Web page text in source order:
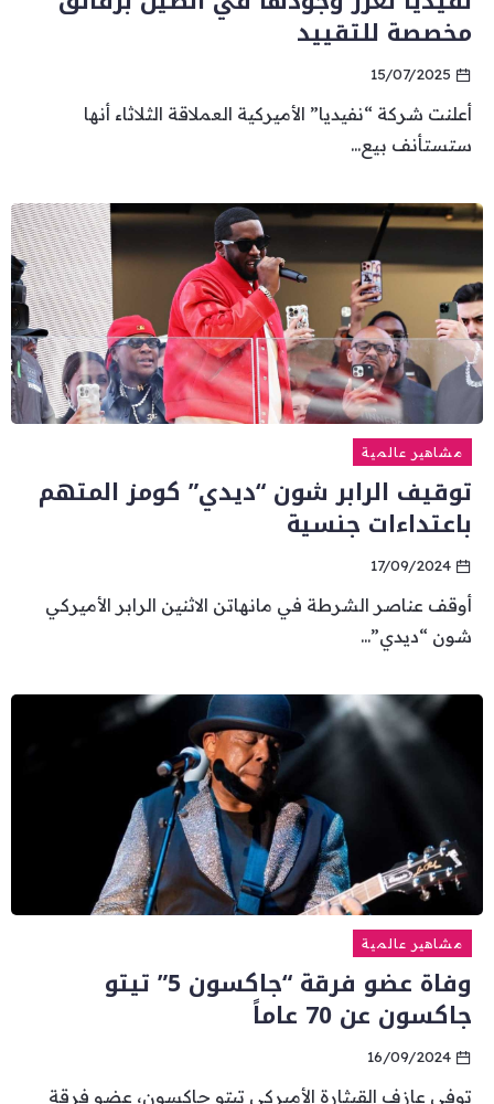
مخصصة للتقييد
15/07/2025
أعلنت شركة “نفيديا” الأميركية العملاقة الثلاثاء أنها
ستستأنف بيع...
مشاهير عالمية
توقيف الرابر شون “ديدي” كومز المتهم
باعتداءات جنسية
17/09/2024
أوقف عناصر الشرطة في مانهاتن الاثنين الرابر الأميركي
شون “ديدي”...
مشاهير عالمية
وفاة عضو فرقة “جاكسون 5” تيتو
جاكسون عن 70 عاماً
16/09/2024
توفي عازف القيثارة الأميركي تيتو جاكسون، عضو فرقة